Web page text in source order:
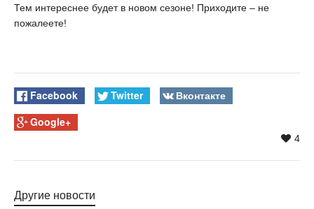
Тем интереснее будет в новом сезоне! Приходите – не
пожалеете!
Facebook Twitter
Вконтакте
Google+
4
Другие новости